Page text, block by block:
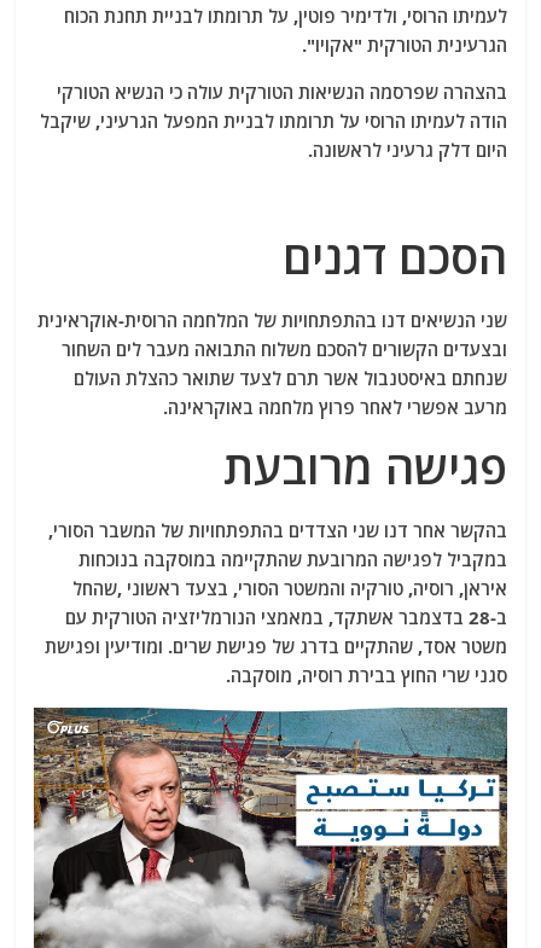
לעמיתו הרוסי, ולדימיר פוטין, על תרומתו לבניית תחנת הכוח
הגרעינית הטורקית "אקויו".
בהצהרה שפרסמה הנשיאות הטורקית עולה כי הנשיא הטורקי
הודה לעמיתו הרוסי על תרומתו לבניית המפעל הגרעיני, שיקבל
היום דלק גרעיני לראשונה.
הסכם דגנים
שני הנשיאים דנו בהתפתחויות של המלחמה הרוסית-אוקראינית
ובצעדים הקשורים להסכם משלוח התבואה מעבר לים השחור
שנחתם באיסטנבול אשר תרם לצעד שתואר כהצלת העולם
מרעב אפשרי לאחר פרוץ מלחמה באוקראינה.
פגישה מרובעת
בהקשר אחר דנו שני הצדדים בהתפתחויות של המשבר הסורי,
במקביל לפגישה המרובעת שהתקיימה במוסקבה בנוכחות
איראן, רוסיה, טורקיה והמשטר הסורי, בצעד ראשוני ,שהחל
ב-28 בדצמבר אשתקד, במאמצי הנורמליזציה הטורקית עם
משטר אסד, שהתקיים בדרג של פגישת שרים. ומודיעין ופגישת
סגני שרי החוץ בבירת רוסיה, מוסקבה.